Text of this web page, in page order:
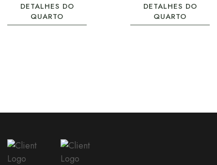
DETALHES DO
QUARTO
DETALHES DO
QUARTO